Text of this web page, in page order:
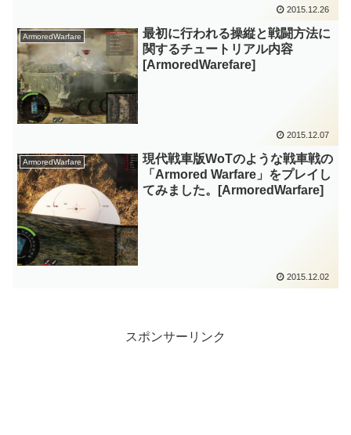
2015.12.26
ArmoredWarfare
最初に行われる操縦と戦闘方法に
関するチュートリアル内容
[ArmoredWarefare]
2015.12.07
ArmoredWarfare
現代戦車版WoTのような戦車戦の
「Armored Warfare」をプレイし
てみました。[ArmoredWarfare]
2015.12.02
スポンサーリンク